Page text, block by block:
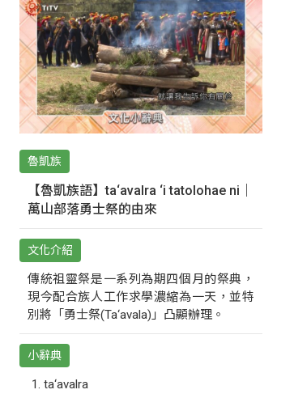
魯凱族
【魯凱族語】ta‘avalra ‘i tatolohae ni｜
萬山部落勇士祭的由來
文化介紹
傳統祖靈祭是一系列為期四個月的祭典，
現今配合族人工作求學濃縮為一天，並特
別將「勇士祭(Ta‘avala)」凸顯辦理。
小辭典
ta‘avalra